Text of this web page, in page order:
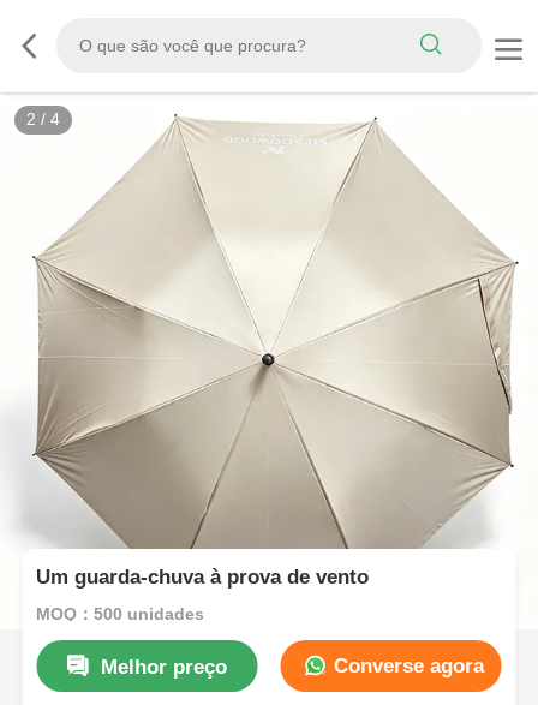
2 / 4
Um guarda-chuva à prova de vento
MOQ：500 unidades
Melhor preço Converse agora